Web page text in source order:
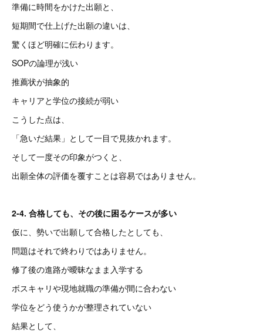
準備に時間をかけた出願と、
短期間で仕上げた出願の違いは、
驚くほど明確に伝わります。
SOPの論理が浅い
推薦状が抽象的
キャリアと学位の接続が弱い
こうした点は、
「急いだ結果」として一目で見抜かれます。
そして一度その印象がつくと、
出願全体の評価を覆すことは容易ではありません。
2-4. 合格しても、その後に困るケースが多い
仮に、勢いで出願して合格したとしても、
問題はそれで終わりではありません。
修了後の進路が曖昧なまま入学する
ボスキャリや現地就職の準備が間に合わない
学位をどう使うかが整理されていない
結果として、